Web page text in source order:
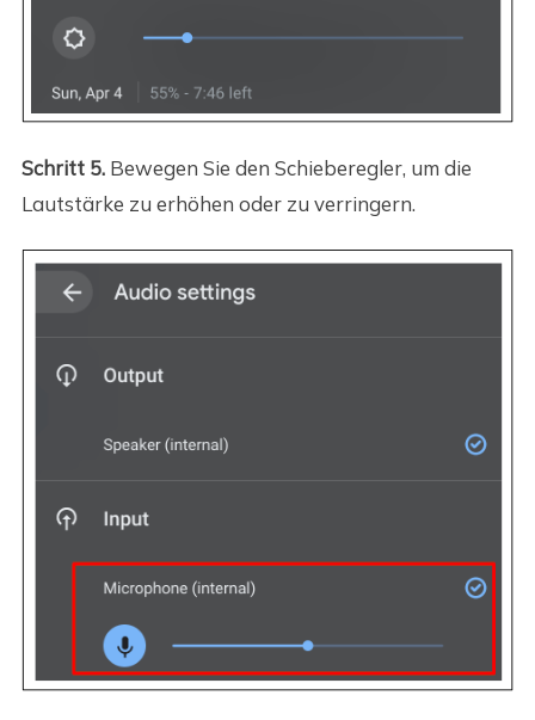
Schritt 5.Bewegen Sie den Schieberegler, um die
Lautstärke zu erhöhen oder zu verringern.